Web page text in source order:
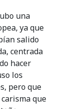
una
ya que
salido
centrada
hacer
los
pero que
que